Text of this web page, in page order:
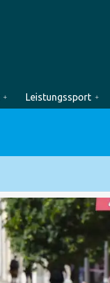
Leistungssport